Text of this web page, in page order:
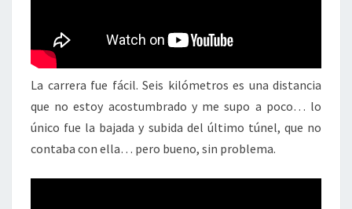
La carrera fue fácil. Seis kilómetros es una distancia
que no estoy acostumbrado y me supo a poco… lo
único fue la bajada y subida del último túnel, que no
contaba con ella… pero bueno, sin problema.